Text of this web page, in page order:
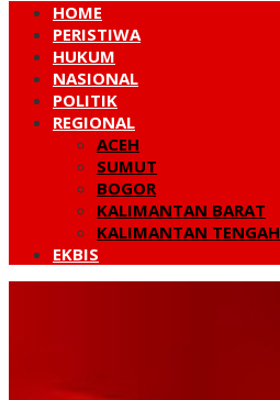
HOME
PERISTIWA
HUKUM
NASIONAL
POLITIK
REGIONAL
ACEH
SUMUT
BOGOR
KALIMANTAN BARAT
KALIMANTAN TENGAH
EKBIS